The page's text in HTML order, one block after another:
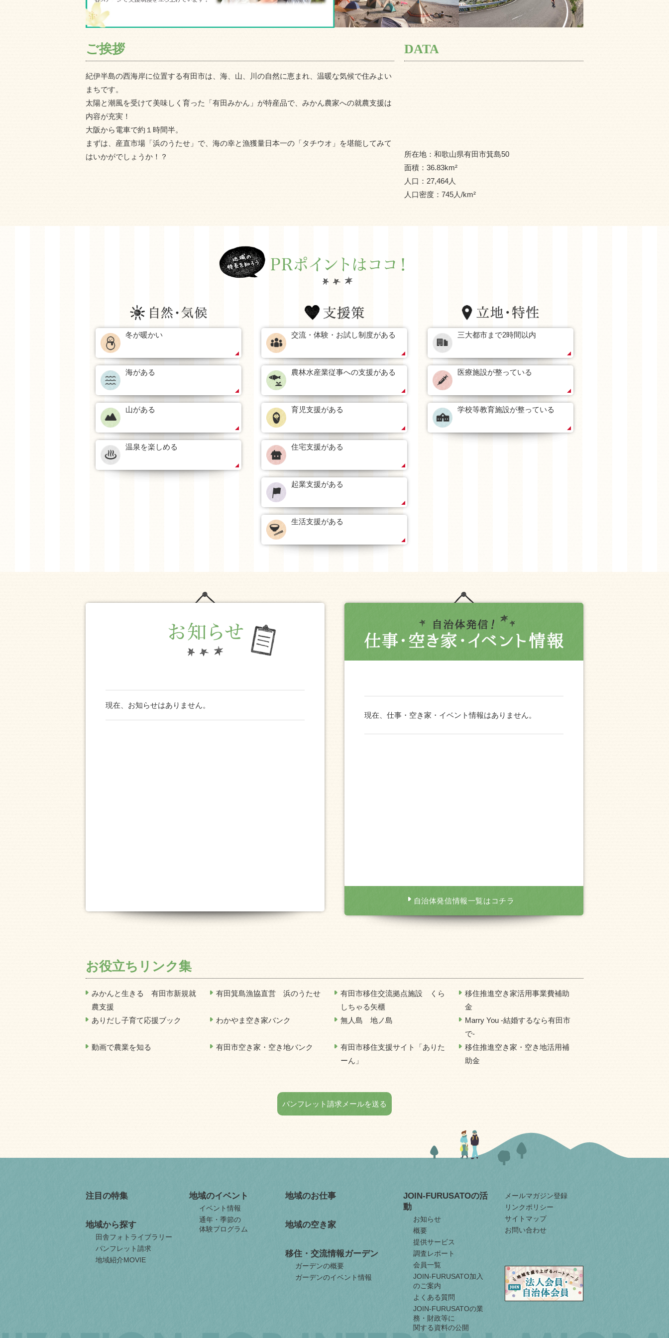
ご挨拶
紀伊半島の西海岸に位置する有田市は、海、山、川の自然に恵まれ、温暖な気候で住みよい
まちです。
太陽と潮風を受けて美味しく育った「有田みかん」が特産品で、みかん農家への就農支援は
内容が充実！
大阪から電車で約１時間半。
まずは、産直市場「浜のうたせ」で、海の幸と漁獲量日本一の「タチウオ」を堪能してみて
はいかがでしょうか！？
DATA
所在地： 和歌山県有田市箕島50
面積： 36.83km²
人口： 27,464人
人口密度： 745人/km²
冬が暖かい
海がある
山がある
温泉を楽しめる
交流・体験・お試し制度がある
農林水産業従事への支援がある
育児支援がある
住宅支援がある
起業支援がある
生活支援がある
三大都市まで2時間以内
医療施設が整っている
学校等教育施設が整っている
現在、お知らせはありません。
現在、仕事・空き家・イベント情報はありません。
自治体発信情報一覧はコチラ
お役立ちリンク集
みかんと生きる 有田市新規就
農支援
有田箕島漁協直営 浜のうたせ
有田市移住交流拠点施設 くら
しちゃる矢櫃
移住推進空き家活用事業費補助
金
ありだし子育て応援ブック
わかやま空き家バンク 無人島 地ノ島
Marry You -結婚するなら有田市
で-
動画で農業を知る
有田市空き家・空き地バンク
有田市移住支援サイト「ありた
ーん」
移住推進空き家・空き地活用補
助金
パンフレット請求メールを送る
注目の特集
地域から探す
田舎フォトライブラリー
パンフレット請求
地域紹介MOVIE
地域のイベント
イベント情報
通年・季節の
体験プログラム
地域のお仕事
地域の空き家
移住・交流情報ガーデン
ガーデンの概要
ガーデンのイベント情報
JOIN-FURUSATOの活
動
お知らせ
概要
提供サービス
調査レポート
会員一覧
JOIN-FURUSATO加入
のご案内
よくある質問
JOIN-FURUSATOの業
務・財政等に
関する資料の公開
メールマガジン登録
リンクポリシー
サイトマップ
お問い合わせ